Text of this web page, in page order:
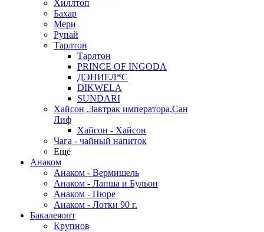
Хиллтоп
Бахар
Мери
Рупай
Тарлтон
Тарлтон
PRINCE OF INGODA
ДЭНИЕЛ*С
DIKWELA
SUNDARI
Хайсон ,Завтрак императора,Сан
Лиф
Хайсон - Хайсон
Чага - чайный напиток
Ещё
Анаком
Анаком - Вермишель
Анаком - Лапша и Бульон
Анаком - Пюре
Анаком - Лотки 90 г.
Бакалеяопт
Крупнов